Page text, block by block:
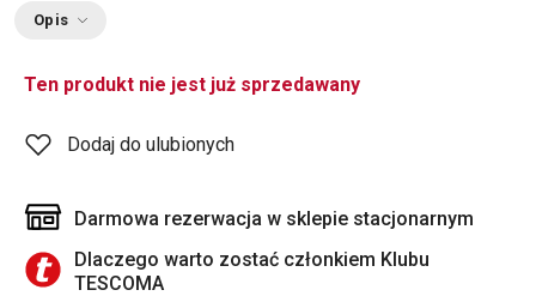
Opis
Ten produkt nie jest już sprzedawany
Dodaj do ulubionych
Darmowa rezerwacja w sklepie stacjonarnym
Dlaczego warto zostać członkiem Klubu
TESCOMA